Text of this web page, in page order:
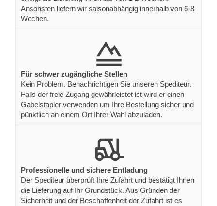
Ansonsten liefern wir saisonabhängig innerhalb von 6-8
Wochen.
Für schwer zugängliche Stellen
Kein Problem. Benachrichtigen Sie unseren Spediteur.
Falls der freie Zugang gewährleistet ist wird er einen
Gabelstapler verwenden um Ihre Bestellung sicher und
pünktlich an einem Ort Ihrer Wahl abzuladen.
Professionelle und sichere Entladung
Der Spediteur überprüft Ihre Zufahrt und bestätigt Ihnen
die Lieferung auf Ihr Grundstück. Aus Gründen der
Sicherheit und der Beschaffenheit der Zufahrt ist es